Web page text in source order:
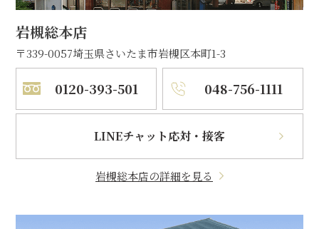
岩槻総本店
〒339-0057埼玉県さいたま市岩槻区本町1-3
0120-393-501 048-756-1111
LINEチャット応対・接客
岩槻総本店の詳細を見る